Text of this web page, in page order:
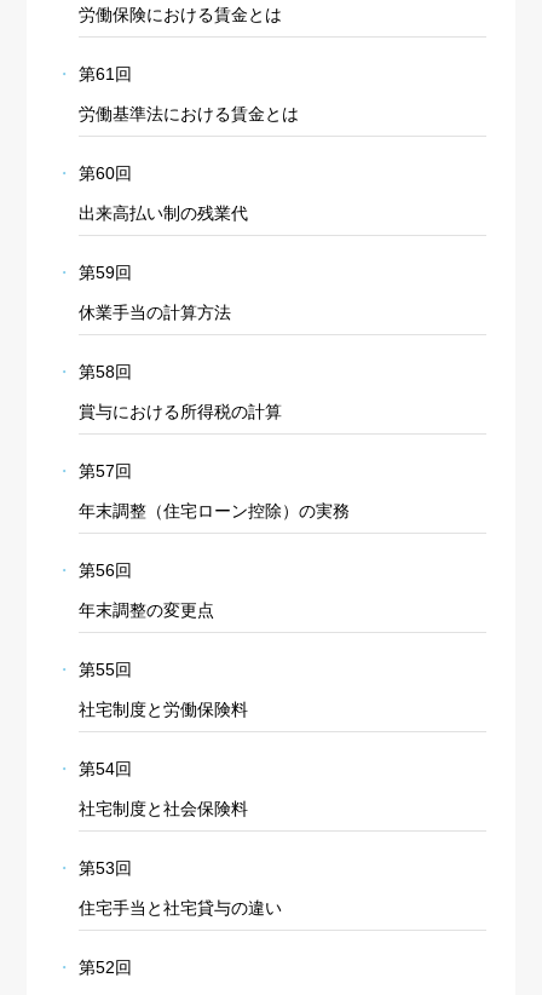
労働保険における賃金とは
第61回
労働基準法における賃金とは
第60回
出来高払い制の残業代
第59回
休業手当の計算方法
第58回
賞与における所得税の計算
第57回
年末調整（住宅ローン控除）の実務
第56回
年末調整の変更点
第55回
社宅制度と労働保険料
第54回
社宅制度と社会保険料
第53回
住宅手当と社宅貸与の違い
第52回